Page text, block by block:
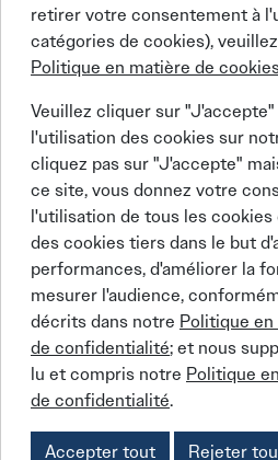
Display
Linkedin
© 2026 BEHLEN Industries LP
Behlen Steel Buildings
Privacy Policy Behlen
Job
retirer votre consentement à
catégories de cookies),
Politique en matière de
Veuillez cliquer sur
l'utilisation des cookies sur
cliquez pas sur "J'accepte"
ce site, vous donnez votre
l'utilisation de tous les
des cookies tiers dans le but
performances, d'améliorer la
mesurer l'audience,
décrits dans notre Politique
de confidentialité; et nous
lu et compris notre Politique
de confidentialité.
Accepter tout Rejeter